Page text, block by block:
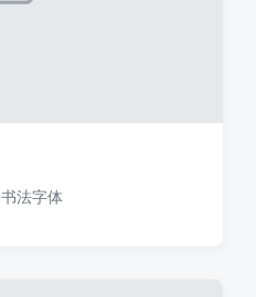
书法字体